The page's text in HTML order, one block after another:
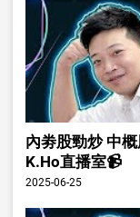
內劵股勁炒 中
K.Ho直播室📹
2025-06-25